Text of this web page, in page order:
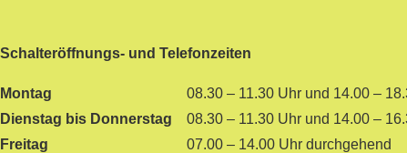
Schalteröffnungs- und Telefonzeiten
Montag
08.30 – 11.30 Uhr und 14.00 –
Dienstag bis Donnerstag
08.30 – 11.30 Uhr und 14.00 –
Freitag
07.00 – 14.00 Uhr durchgehend